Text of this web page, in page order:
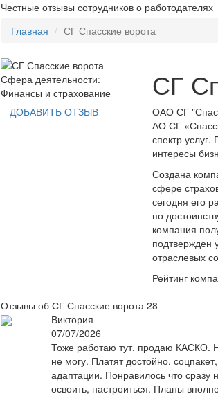
Честные отзывы сотрудников о работодателях
Главная СГ Спасские ворота
Сфера деятельности:
Финансы и страхование
ДОБАВИТЬ ОТЗЫВ
СГ
ОАО СГ
АО СГ
спектр
интересы
Создана
сфере
сегодня его
по
компания
подтвержден
отраслевых
Рейтинг
Отзывы об СГ Спасские ворота 28
Виктория
07/07/2026
Тоже работаю тут, продаю КАСКО.
не могу. Платят достойно,
адаптации. Понравилось что сразу
освоить, настроиться. Планы